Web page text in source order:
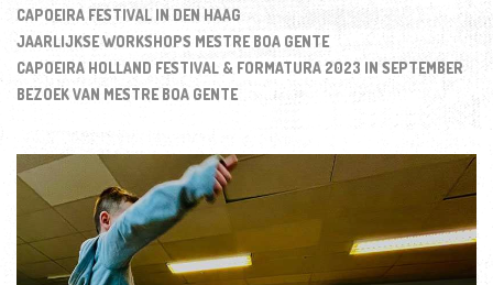
CAPOEIRA FESTIVAL IN DEN HAAG
JAARLIJKSE WORKSHOPS MESTRE BOA GENTE
CAPOEIRA HOLLAND FESTIVAL & FORMATURA 2023 IN SEPTEMBER
BEZOEK VAN MESTRE BOA GENTE